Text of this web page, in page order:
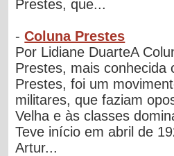
Prestes, que...
-Coluna Prestes
Por Lidiane DuarteA
Prestes, mais conhecida
Prestes, foi um
militares, que faziam
Velha e às classes
Teve início em abril de
Artur...